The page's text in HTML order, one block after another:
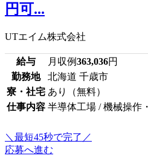
円可...
UTエイム株式会社
給与 月収例363,036円
勤務地
北海道 千歳市
寮・社宅 あり（無料）
仕事内容 半導体工場 / 機械操作
＼最短45秒で完了／
応募へ進む